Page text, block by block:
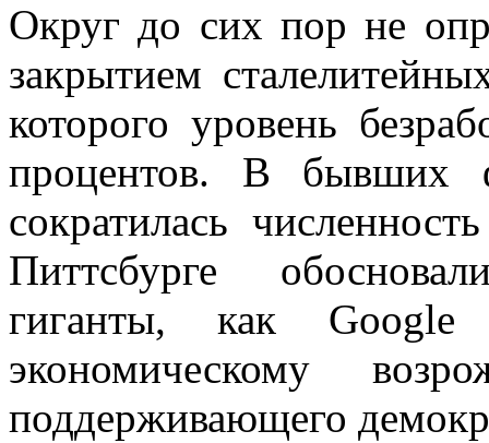
Округ до сих пор не
закрытием
которого уровень
процентов. В бывших
сократилась
Питтсбурге
гиганты, как
экономическому
поддерживающего